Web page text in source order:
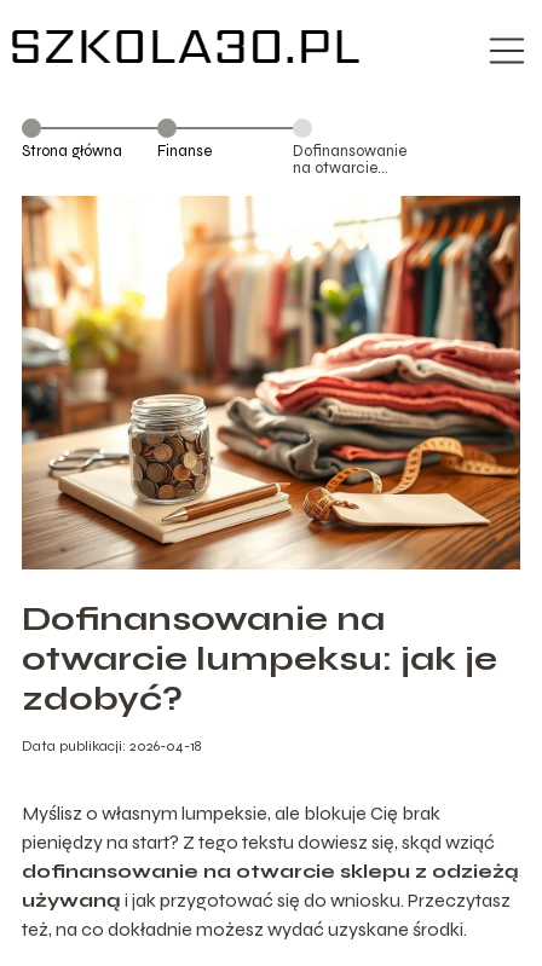
Strona główna Finanse
Dofinansowanie
na otwarcie
Dofinansowanie na
otwarcie lumpeksu: jak je
zdobyć?
Data publikacji: 2026-04-18
Myślisz o własnym lumpeksie, ale blokuje Cię brak
pieniędzy na start? Z tego tekstu dowiesz się, skąd wziąć
dofinansowanie na otwarcie sklepu z odzieżą
używaną i jak przygotować się do wniosku. Przeczytasz
też, na co dokładnie możesz wydać uzyskane środki.